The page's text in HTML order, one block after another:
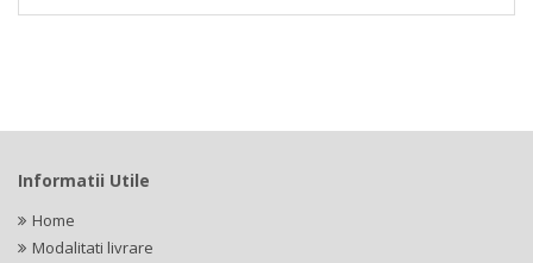
Informatii Utile
Home
Modalitati livrare